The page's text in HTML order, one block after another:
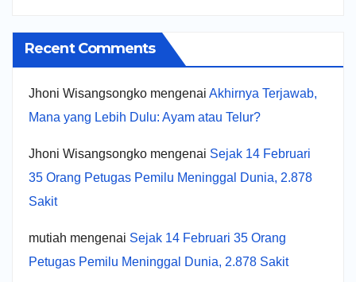
Recent Comments
Jhoni Wisangsongko mengenai Akhirnya Terjawab,
Mana yang Lebih Dulu: Ayam atau Telur?
Jhoni Wisangsongko mengenai Sejak 14 Februari
35 Orang Petugas Pemilu Meninggal Dunia, 2.878
Sakit
mutiah mengenai Sejak 14 Februari 35 Orang
Petugas Pemilu Meninggal Dunia, 2.878 Sakit